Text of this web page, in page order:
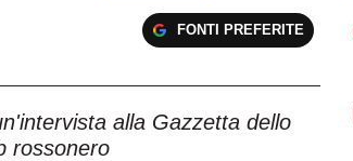
FONTI PREFERITE
alla Gazzetta dello
rossonero